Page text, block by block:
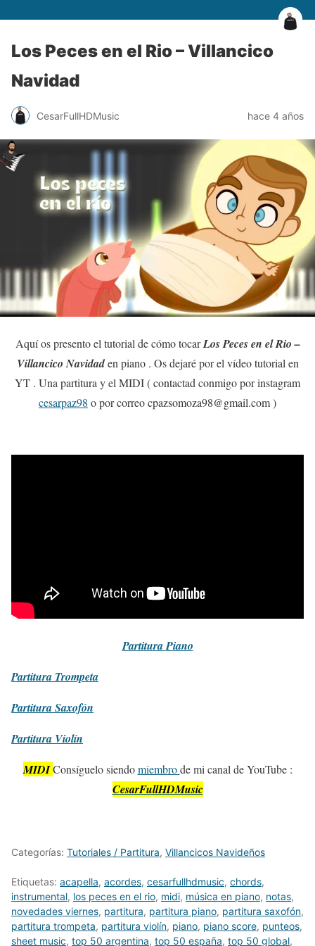
Los Peces en el Rio – Villancico
Navidad
CesarFullHDMusic hace 4 años
Aquí os presento el tutorial de cómo tocarLos Peces en el Rio –
Villancico Navidaden piano . Os dejaré por el vídeo tutorial en
YT . Una partitura y el MIDI ( contactad conmigo por instagram
cesarpaz98 o por correo cpazsomoza98@gmail.com )
PartituraPiano
Partitura Trompeta
PartituraSaxofón
Partitura Violín
MIDI Consíguelo siendomiembrode mi canal de YouTube :
CesarFullHDMusic
Categorías: Tutoriales / Partitura, Villancicos Navideños
Etiquetas: acapella, acordes, cesarfullhdmusic, chords,
instrumental, los peces en el rio, midi, música en piano, notas,
novedades viernes, partitura, partitura piano, partitura saxofón,
partitura trompeta, partitura violín, piano, piano score, punteos,
sheet music, top 50 argentina, top 50 españa, top 50 global,